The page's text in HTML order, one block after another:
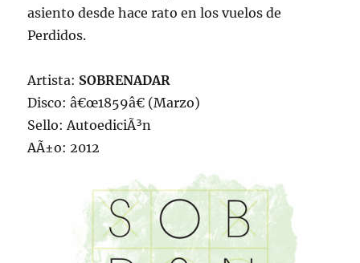
asiento desde hace rato en los vuelos de
Perdidos.
Artista: SOBRENADAR
Disco: â€œ1859â€ (Marzo)
Sello: AutoediciÃ³n
AÃ±o: 2012